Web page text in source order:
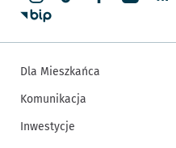
Dla Mieszkańca
Komunikacja
Inwestycje